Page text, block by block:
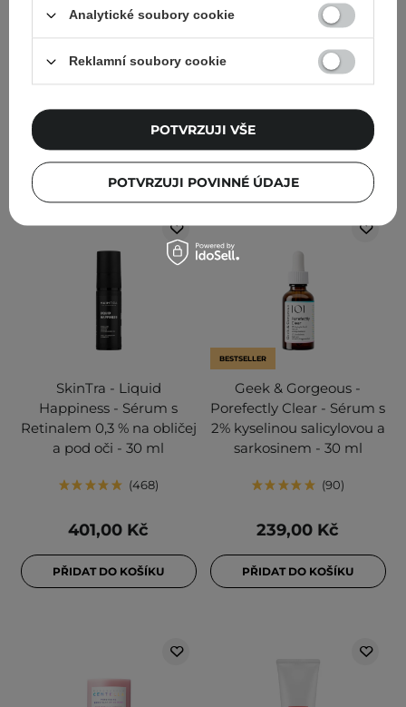
pupečníku asijského bez
obsahu alkoholu - 150 ml
415
320,00 Kč
173,00 Kč
PŘIDAT DO KOŠÍKU
493
440,00 Kč
PŘIDAT DO KOŠÍKU
SkinTra - Liquid
Happiness - Sérum s
Retinalem 0,3 % na obličej
a pod oči - 30 ml
468
401,00 Kč
PŘIDAT DO KOŠÍKU
BESTSELLER
Geek & Gorgeous -
Porefectly Clear - Sérum s
2% kyselinou salicylovou a
sarkosinem - 30 ml
90
239,00 Kč
PŘIDAT DO KOŠÍKU
Analytické soubory cookie
Reklamní soubory cookie
POTVRZUJI POVINNÉ ÚDAJE
POTVRZUJI VŠE